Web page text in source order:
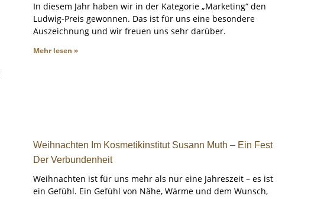
In diesem Jahr haben wir in der Kategorie „Marketing“ den
Ludwig-Preis gewonnen. Das ist für uns eine besondere
Auszeichnung und wir freuen uns sehr darüber.
Mehr lesen »
Weihnachten Im Kosmetikinstitut Susann Muth – Ein Fest
Der Verbundenheit
Weihnachten ist für uns mehr als nur eine Jahreszeit – es ist
ein Gefühl. Ein Gefühl von Nähe, Wärme und dem Wunsch,